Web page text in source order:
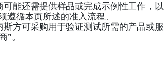
能还需提供样品或完成示例性工作，
循本页所述的准入流程。
斯方可采购用于验证测试所需的产品
。